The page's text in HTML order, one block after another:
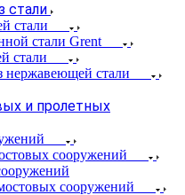
стали
стали
стали Grent
стали
нержавеющей стали
и пролетных
сооружений
сооружений